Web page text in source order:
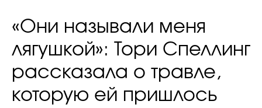
«Они называли меня
лягушкой»: Тори Спеллинг
рассказала о травле,
которую ей пришлось